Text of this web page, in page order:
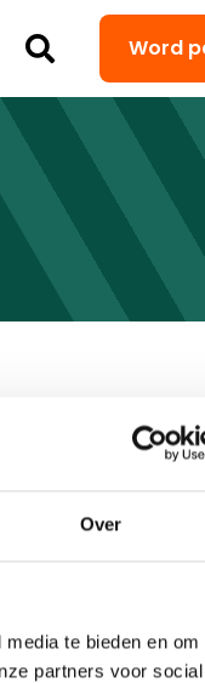
Over
te bieden en om
partners voor social
Word